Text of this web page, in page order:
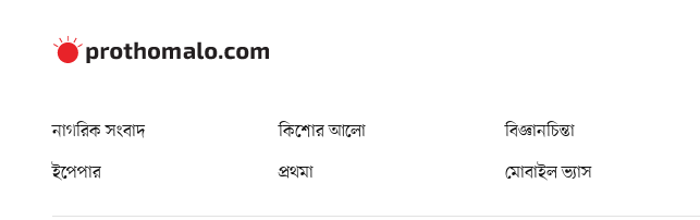
নাগরিক সংবাদ কিশোর আলো বিজ্ঞানচিন্তা
ইপেপার
প্রথমা মোবাইল ভ্যাস